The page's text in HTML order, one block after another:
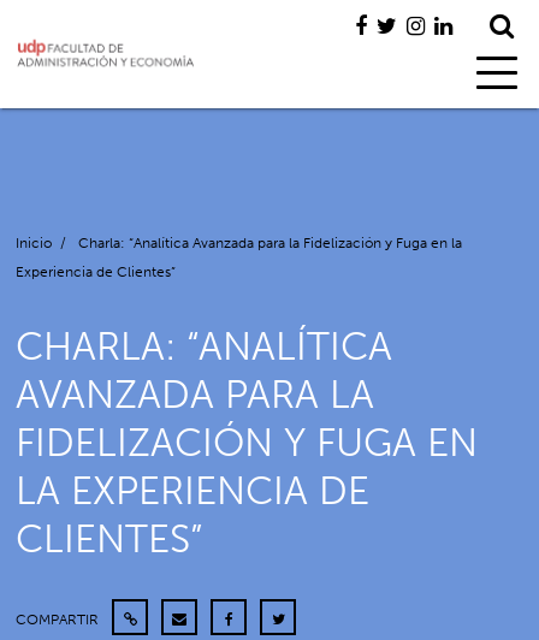
Inicio /
Charla: “Analítica Avanzada para la Fidelización y Fuga en la
Experiencia de Clientes”
CHARLA: “ANALÍTICA
AVANZADA PARA LA
FIDELIZACIÓN Y FUGA EN
LA EXPERIENCIA DE
CLIENTES”
COMPARTIR